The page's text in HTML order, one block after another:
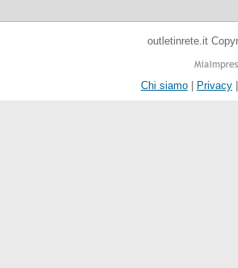
outletinrete.it
Chi siamo | Privacy